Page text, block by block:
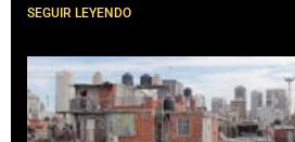
SEGUIR LEYENDO